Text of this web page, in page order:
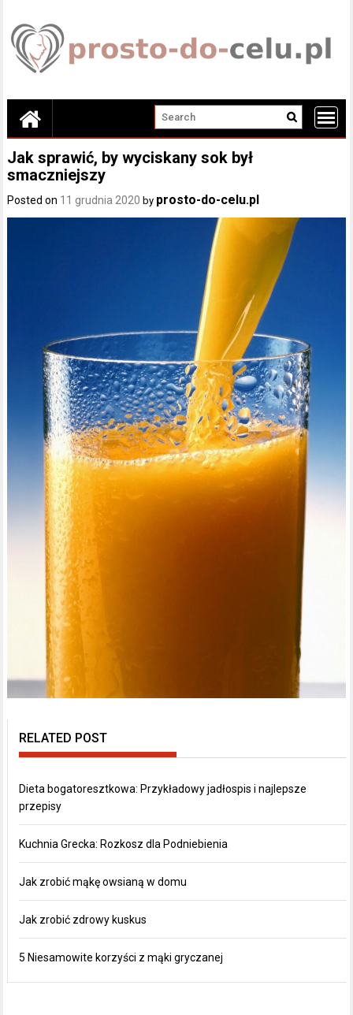
content
Jak sprawić, by wyciskany sok był
smaczniejszy
Posted on 11 grudnia 2020 by prosto-do-celu.pl
RELATED POST
Dieta bogatoresztkowa: Przykładowy jadłospis i najlepsze
przepisy
Kuchnia Grecka: Rozkosz dla Podniebienia
Jak zrobić mąkę owsianą w domu
Jak zrobić zdrowy kuskus
5 Niesamowite korzyści z mąki gryczanej